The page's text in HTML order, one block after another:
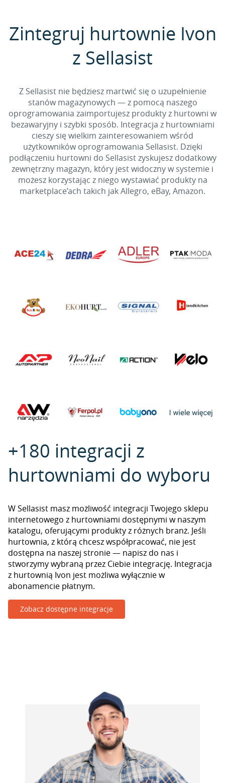
Zintegruj hurtownie Ivon
z Sellasist
Z Sellasist nie będziesz martwić się o uzupełnienie
stanów magazynowych — z pomocą naszego
oprogramowania zaimportujesz produkty z hurtowni w
bezawaryjny i szybki sposób. Integracja z hurtowniami
cieszy się wielkim zainteresowaniem wśród
użytkowników oprogramowania Sellasist. Dzięki
podłączeniu hurtowni do Sellasist zyskujesz dodatkowy
zewnętrzny magazyn, który jest widoczny w systemie i
możesz korzystając z niego wystawiać produkty na
marketplace’ach takich jak Allegro, eBay, Amazon.
+180 integracji z
hurtowniami do wyboru
W Sellasist masz możliwość integracji Twojego sklepu
internetowego z hurtowniami dostępnymi w naszym
katalogu, oferującymi produkty z różnych branż. Jeśli
hurtownia, z którą chcesz współpracować, nie jest
dostępna na naszej stronie — napisz do nas i
stworzymy wybraną przez Ciebie integrację. Integracja
z hurtownią Ivon jest możliwa wyłącznie w
abonamencie płatnym.
Zobacz dostępne integracje